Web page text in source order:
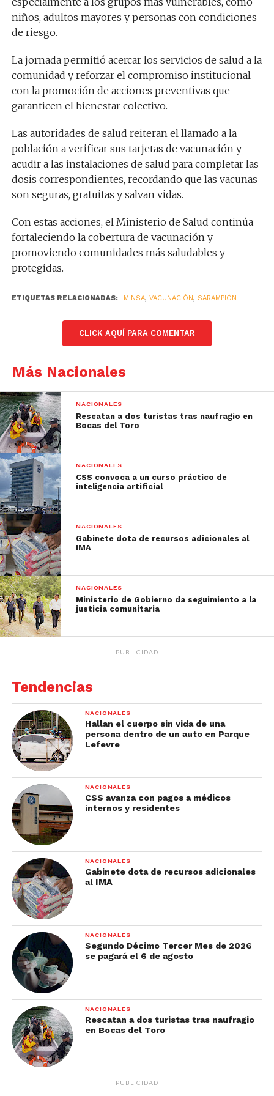
niños, adultos mayores y personas con condiciones
de riesgo.
La jornada permitió acercar los servicios de salud a la
comunidad y reforzar el compromiso institucional
con la promoción de acciones preventivas que
garanticen el bienestar colectivo.
Las autoridades de salud reiteran el llamado a la
población a verificar sus tarjetas de vacunación y
acudir a las instalaciones de salud para completar las
dosis correspondientes, recordando que las vacunas
son seguras, gratuitas y salvan vidas.
Con estas acciones, el Ministerio de Salud continúa
fortaleciendo la cobertura de vacunación y
promoviendo comunidades más saludables y
protegidas.
ETIQUETAS RELACIONADAS: MINSA, VACUNACIÓN, SARAMPIÓN
CLICK AQUÍ PARA COMENTAR
Más Nacionales
NACIONALES
Rescatan a dos turistas tras naufragio en
Bocas del Toro
NACIONALES
CSS convoca a un curso práctico de
inteligencia artificial
NACIONALES
Gabinete dota de recursos adicionales al
IMA
NACIONALES
Ministerio de Gobierno da seguimiento a la
justicia comunitaria
PUBLICIDAD
Tendencias
NACIONALES
Hallan el cuerpo sin vida de una
persona dentro de un auto en Parque
Lefevre
NACIONALES
CSS avanza con pagos a médicos
internos y residentes
NACIONALES
Gabinete dota de recursos adicionales
al IMA
NACIONALES
Segundo Décimo Tercer Mes de 2026
se pagará el 6 de agosto
NACIONALES
Rescatan a dos turistas tras naufragio
en Bocas del Toro
PUBLICIDAD